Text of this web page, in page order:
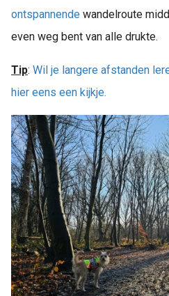
ontspannende wandelroute
even weg bent van alle drukte.
Tip: Wil je langere afstanden
hier eens een kijkje.